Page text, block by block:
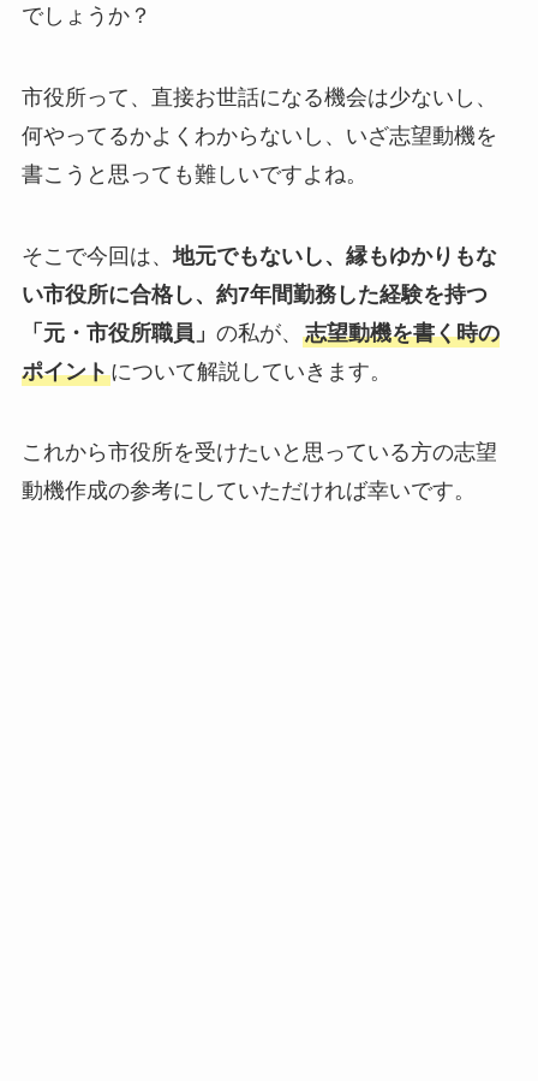
でしょうか？
市役所って、直接お世話になる機会は少ないし、
何やってるかよくわからないし、いざ志望動機を
書こうと思っても難しいですよね。
そこで今回は、地元でもないし、縁もゆかりもな
い市役所に合格し、約7年間勤務した経験を持つ
「元・市役所職員」 の私が、 志望動機を書く時の
ポイントについて解説していきます。
これから市役所を受けたいと思っている方の志望
動機作成の参考にしていただければ幸いです。